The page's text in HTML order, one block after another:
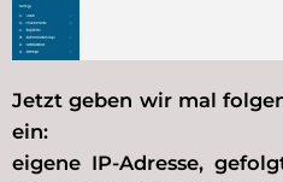
Jetzt geben wir mal
ein:
eigene IP-Adresse,